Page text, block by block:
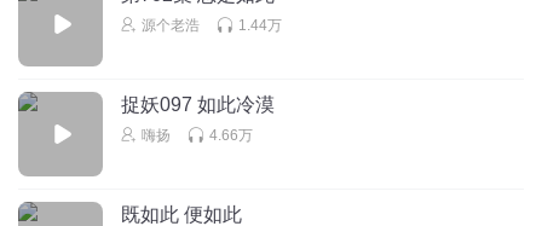
源个老浩 1.44万
捉妖097 如此冷漠
嗨扬 4.66万
既如此 便如此